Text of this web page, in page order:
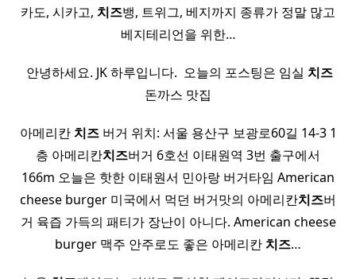
카도, 시카고, 치즈뱅, 트위그, 베지까지 종류가 정말 많고
베지테리언을 위한…
​ 안녕하세요. JK 하루입니다. ​ 오늘의 포스팅은 임실 치즈
돈까스 맛집
아메리칸치즈버거 위치: 서울 용산구 보광로60길 14-3 1
층 아메리칸치즈버거 6호선 이태원역 3번 출구에서
166m 오늘은 핫한 이태원서 민아랑 버거타임 American
cheese burger 미국에서 먹던 버거맛의 아메리칸치즈버
거 육즙 가득의 패티가 장난이 아니다. American cheese
burger 맥주 안주로도 좋은 아메리칸치즈…